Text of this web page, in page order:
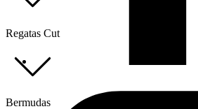
Regatas Cut
Bermudas